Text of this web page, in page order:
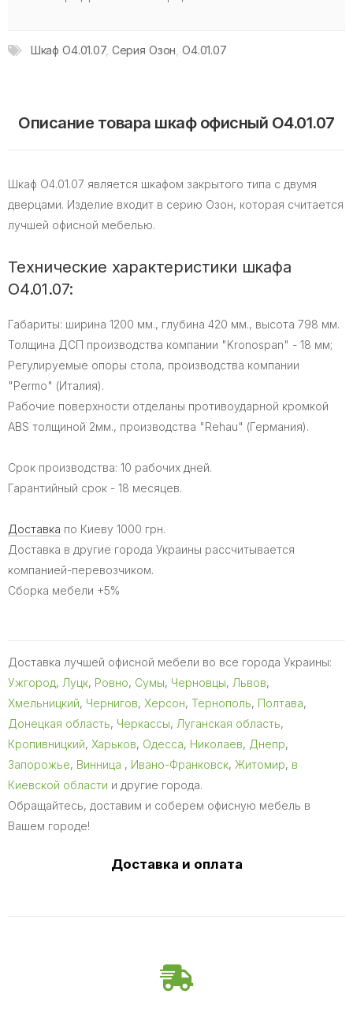
Шкаф O4.01.07, Серия Озон ,O4.01.07
Описание товара шкаф офисный O4.01.07
Шкаф O4.01.07 является шкафом закрытого типа с двумя
дверцами. Изделие входит в серию Озон, которая считается
лучшей офисной мебелью.
Технические характеристики шкафа
O4.01.07:
Габариты: ширина 1200 мм., глубина 420 мм., высота 798 мм.
Толщина ДСП производства компании "Kronospan" - 18 мм;
Регулируемые опоры стола, производства компании
"Permo" (Италия).
Рабочие поверхности отделаны противоударной кромкой
ABS толщиной 2мм., производства "Rehau" (Германия).
Срок производства: 10 рабочих дней.
Гарантийный срок - 18 месяцев.
Доставка по Киеву 1000 грн.
Доставка в другие города Украины рассчитывается
компанией-перевозчиком.
Сборка мебели +5%
Доставка лучшей офисной мебели во все города Украины:
Ужгород, Луцк, Ровно, Сумы, Черновцы, Львов,
Хмельницкий, Чернигов, Херсон, Тернополь, Полтава,
Донецкая область, Черкассы, Луганская область,
Кропивницкий, Харьков, Одесса, Николаев, Днепр,
Запорожье, Винница , Ивано-Франковск, Житомир, в
Киевской области и другие города.
Обращайтесь, доставим и соберем офисную мебель в
Вашем городе!
Доставка и оплата